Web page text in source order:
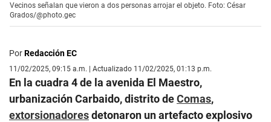
Vecinos señalan que vieron a dos personas arrojar el objeto. Foto: César
Grados/@photo.gec
PorRedacción EC
11/02/2025, 09:15 a.m. | Actualizado 11/02/2025, 01:13 p.m.
En la cuadra 4 de la avenida El Maestro,
urbanización Carbaido, distrito deComas,
extorsionadoresdetonaron un artefacto explosivo